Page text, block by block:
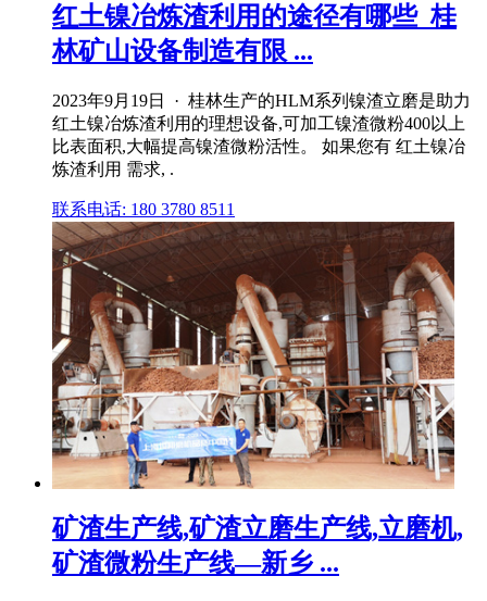
红土镍冶炼渣利用的途径有哪些_桂
林矿山设备制造有限 ...
2023年9月19日 · 桂林生产的HLM系列镍渣立磨是助力
红土镍冶炼渣利用的理想设备,可加工镍渣微粉400以上
比表面积,大幅提高镍渣微粉活性。 如果您有 红土镍冶
炼渣利用 需求, .
联系电话: 180 3780 8511
矿渣生产线,矿渣立磨生产线,立磨机,
矿渣微粉生产线—新乡 ...